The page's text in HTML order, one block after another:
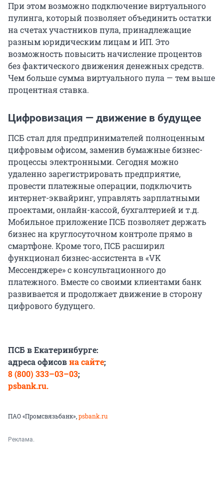
При этом возможно подключение виртуального
пулинга, который позволяет объединить остатки
на счетах участников пула, принадлежащие
разным юридическим лицам и ИП. Это
возможность повысить начисление процентов
без фактического движения денежных средств.
Чем больше сумма виртуального пула — тем выше
процентная ставка.
Цифровизация — движение в будущее
ПСБ стал для предпринимателей полноценным
цифровым офисом, заменив бумажные бизнес-
процессы электронными. Сегодня можно
удаленно зарегистрировать предприятие,
провести платежные операции, подключить
интернет-эквайринг, управлять зарплатными
проектами, онлайн-кассой, бухгалтерией и т.д.
Мобильное приложение ПСБ позволяет держать
бизнес на круглосуточном контроле прямо в
смартфоне. Кроме того, ПСБ расширил
функционал бизнес-ассистента в «VK
Мессенджере» с консультационного до
платежного. Вместе со своими клиентами банк
развивается и продолжает движение в сторону
цифрового будущего.
ПСБ в Екатеринбурге:
адреса офисовна сайте;
8 (800) 333–03–03;
psbank.ru.
ПАО «Промсвязьбанк»,psbank.ru
Реклама.